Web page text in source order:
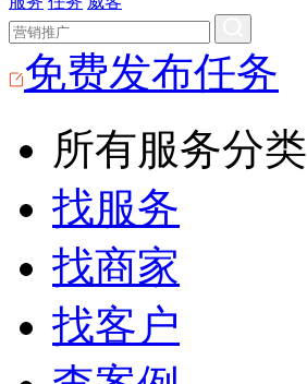
免费发布任务
所有服务分类
找服务
找商家
找客户